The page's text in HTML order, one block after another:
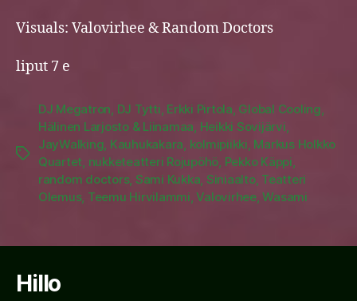
Visuals: Valovirhee & Random Doctors
liput 7 e
Tags
DJ Megatron, DJ Tytti, Erkki Pirtola, Global Cooling,
Hälinen Larjosto & Liinamaa, Heikki Sovijärvi,
JayWalking, Kauhukakara, kolmipiikki, Markus Holkko
Quartet, nukketeatteri Rojupöhö, Pekko Käppi,
random doctors, Sami Kukka, Siniaalto, Teatteri
Olemus, Teemu Hirvilammi,Valovirhee,Wasami
Hillo